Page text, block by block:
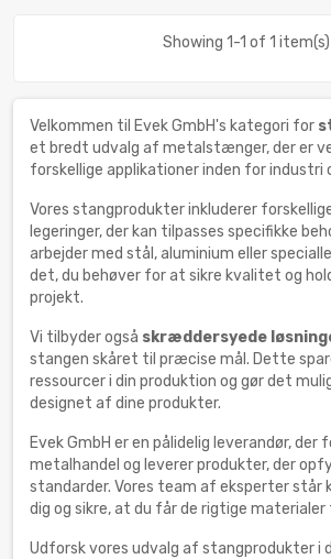
Showing 1-1 of 1 item(s)
Velkommen til Evek GmbH's kategori for
et bredt udvalg af metalstænger, der er
forskellige applikationer inden for industri
Vores stangprodukter inkluderer
legeringer, der kan tilpasses specifikke
arbejder med stål, aluminium eller
det, du behøver for at sikre kvalitet og
projekt.
Vi tilbyder også skræddersyede
stangen skåret til præcise mål. Dette
ressourcer i din produktion og gør det
designet af dine produkter.
Evek GmbH er en pålidelig leverandør, der
metalhandel og leverer produkter, der
standarder. Vores team af eksperter står
dig og sikre, at du får de rigtige
Udforsk vores udvalg af stangprodukter i